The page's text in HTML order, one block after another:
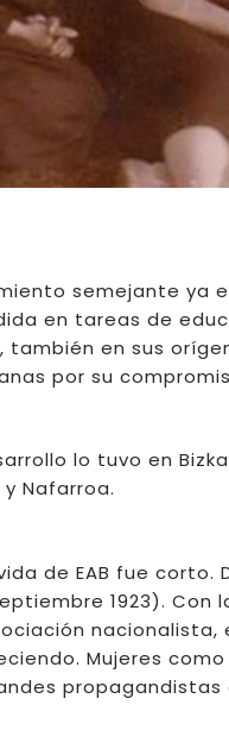
semejante ya
en tareas de
también en sus
por su
lo tuvo en
Nafarroa.
de EAB fue
1923).
nacionalista,
Mujeres
propagandistas